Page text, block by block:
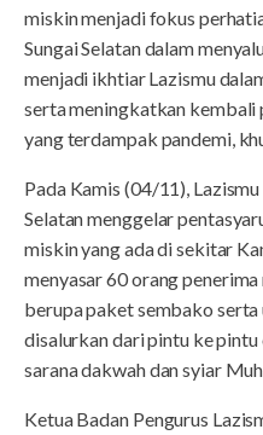
miskin menjadi fokus
Sungai Selatan dalam
menjadi ikhtiar Lazismu
serta meningkatkan kembali
yang terdampak pandemi,
Pada Kamis (04/11),
Selatan menggelar
miskin yang ada di sekitar
menyasar 60 orang
berupa paket sembako serta
disalurkan dari pintu ke pintu
sarana dakwah dan syiar
Ketua Badan Pengurus